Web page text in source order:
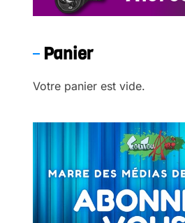
Panier
Votre panier est vide.